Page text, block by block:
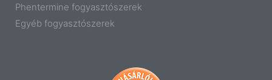
Phentermine fogyasztószerek
Egyéb fogyasztószerek